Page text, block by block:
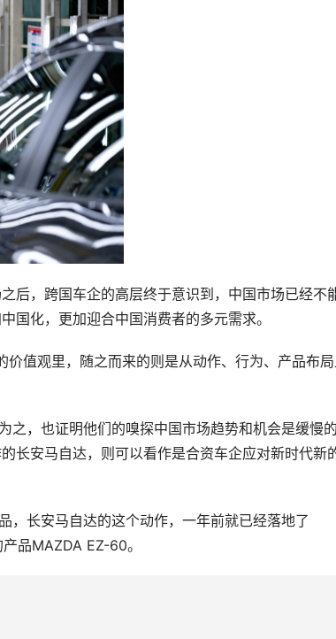
后，跨国车企的高层终于意识到，中国市场已经不
国化，更加迎合中国消费者的多元需求。
价值观里，随之而来的则是从动作、行为、产品布
之，也证明他们的嗅探中国市场趋势和机会是缓慢
长安马自达，则可以看作是合资车企应对新时代新
，长安马自达的这个动作，一年前就已经落地了
品MAZDA EZ-60。